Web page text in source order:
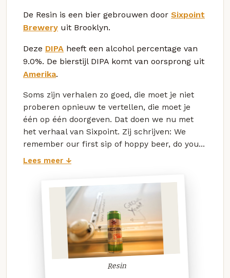
De Resin is een bier gebrouwen door Sixpoint
Brewery uit Brooklyn.
Deze DIPA heeft een alcohol percentage van
9.0%. De bierstijl DIPA komt van oorsprong uit
Amerika.
Soms zijn verhalen zo goed, die moet je niet
proberen opnieuw te vertellen, die moet je
één op één doorgeven. Dat doen we nu met
het verhaal van Sixpoint. Zij schrijven: We
remember our first sip of hoppy beer, do you...
Lees meer ↓
Resin